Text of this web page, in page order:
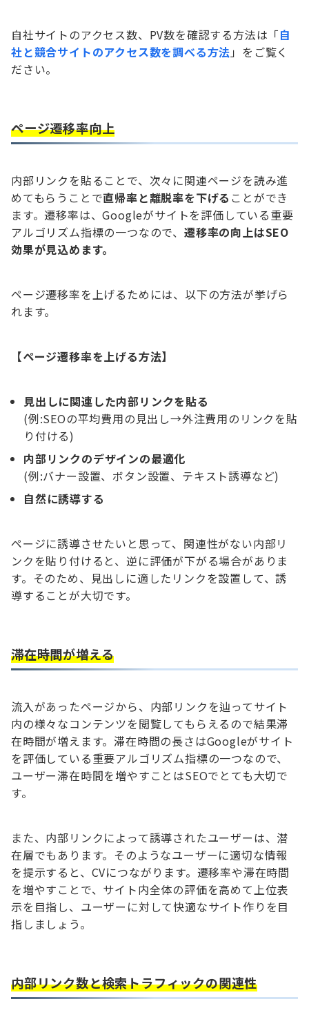
自社サイトのアクセス数、PV数を確認する方法は「自
社と競合サイトのアクセス数を調べる方法 」をご覧く
ださい。
ページ遷移率向上
内部リンクを貼ることで、次々に関連ページを読み進
めてもらうことで直帰率と離脱率を下げる ことができ
ます。遷移率は、Googleがサイトを評価している重要
アルゴリズム指標の一つなので、遷移率の向上はSEO
効果が見込めます。
ページ遷移率を上げるためには、以下の方法が挙げら
れます。
【ページ遷移率を上げる方法】
見出しに関連した内部リンクを貼る
(例:SEOの平均費用の見出し→外注費用のリンクを貼
り付ける)
内部リンクのデザインの最適化
(例:バナー設置、ボタン設置、テキスト誘導など)
自然に誘導する
ページに誘導させたいと思って、関連性がない内部リ
ンクを貼り付けると、逆に評価が下がる場合がありま
す。そのため、見出しに適したリンクを設置して、誘
導することが大切です。
滞在時間が増える
流入があったページから、内部リンクを辿ってサイト
内の様々なコンテンツを閲覧してもらえるので結果滞
在時間が増えます。滞在時間の長さはGoogleがサイト
を評価している重要アルゴリズム指標の一つなので、
ユーザー滞在時間を増やすことはSEOでとても大切で
す。
また、内部リンクによって誘導されたユーザーは、潜
在層でもあります。そのようなユーザーに適切な情報
を提示すると、CVにつながります。遷移率や滞在時間
を増やすことで、サイト内全体の評価を高めて上位表
示を目指し、ユーザーに対して快適なサイト作りを目
指しましょう。
内部リンク数と検索トラフィックの関連性